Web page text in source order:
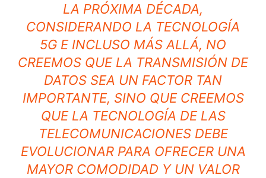
LA PRÓXIMA DÉCADA,
CONSIDERANDO LA TECNOLOGÍA
5G E INCLUSO MÁS ALLÁ, NO
CREEMOS QUE LA TRANSMISIÓN DE
DATOS SEA UN FACTOR TAN
IMPORTANTE, SINO QUE CREEMOS
QUE LA TECNOLOGÍA DE LAS
TELECOMUNICACIONES DEBE
EVOLUCIONAR PARA OFRECER UNA
MAYOR COMODIDAD Y UN VALOR